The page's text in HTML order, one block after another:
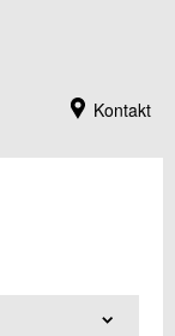
Kontakt